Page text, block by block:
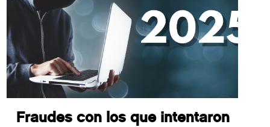
Fraudes con los que intentaron